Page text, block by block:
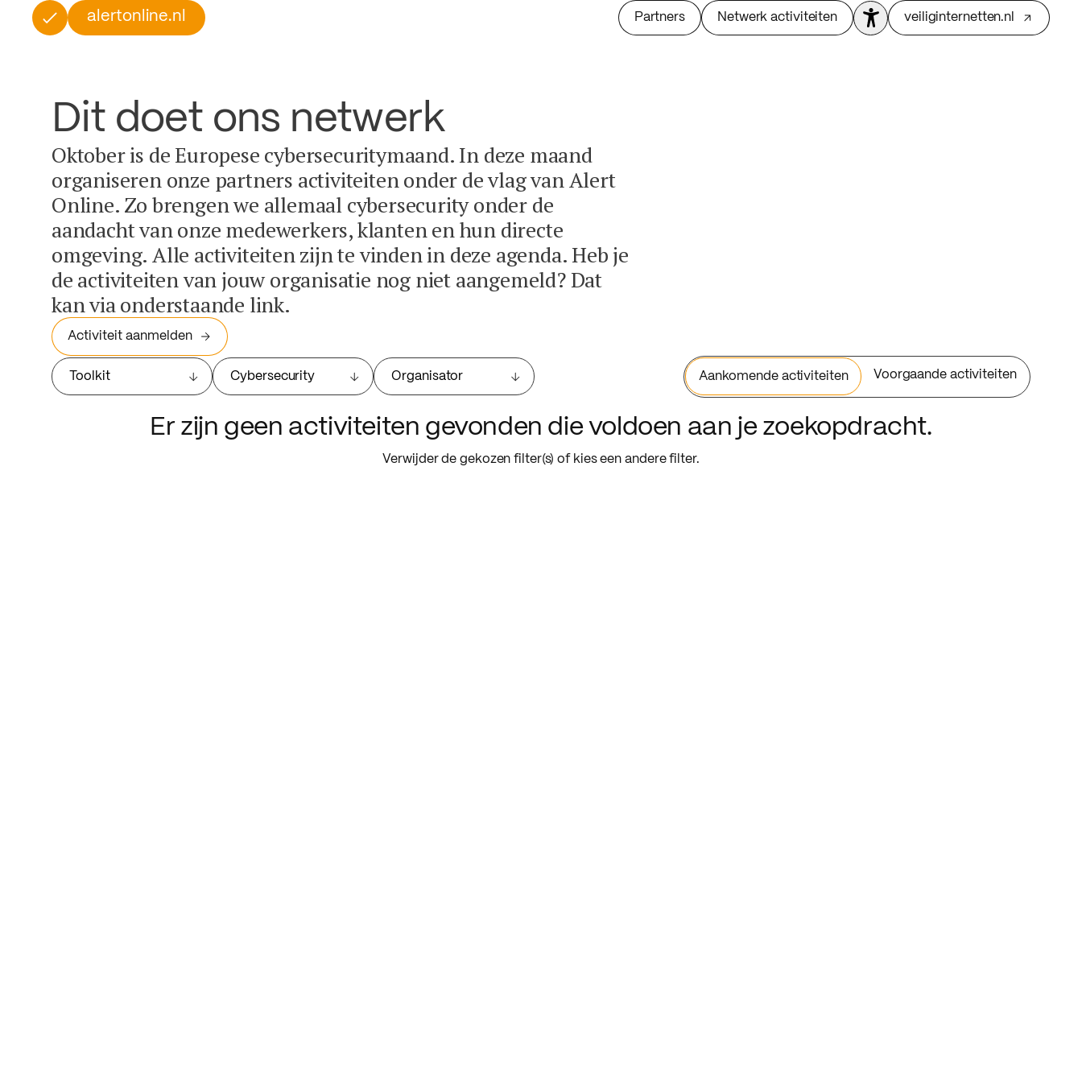
alertonline.nl Partners Netwerk activiteiten veiliginternetten.nl
Dit doet ons netwerk
Oktober is de Europese cybersecuritymaand. In deze maand
organiseren onze partners activiteiten onder de vlag van Alert
Online. Zo brengen we allemaal cybersecurity onder de
aandacht van onze medewerkers, klanten en hun directe
omgeving. Alle activiteiten zijn te vinden in deze agenda. Heb je
de activiteiten van jouw organisatie nog niet aangemeld? Dat
kan via onderstaande link.
Activiteit aanmelden
Toolkit Cybersecurity Organisator Aankomende activiteiten Voorgaande activiteiten
Er zijn geen activiteiten gevonden die voldoen aan je zoekopdracht.
Verwijder de gekozen filter(s) of kies een andere filter.